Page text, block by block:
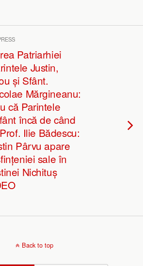
Patriarhiei
Justin,
și Sfânt.
Mărgineanu:
că Parintele
încă de când
Ilie Bădescu:
Pârvu apare
sale în
Nichituș
Back to top